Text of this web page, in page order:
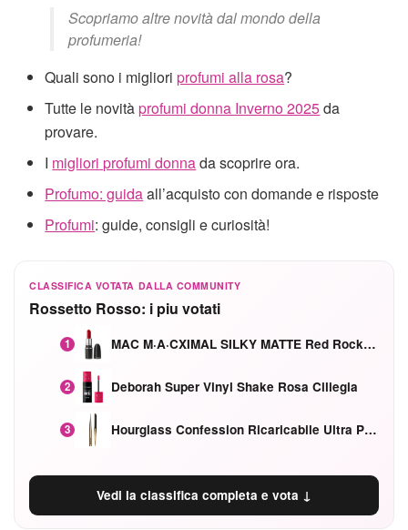
Scopriamo altre novità dal mondo della
profumeria!
Quali sono i miglioriprofumi alla rosa?
Tutte le novitàprofumi donna Inverno 2025da
provare.
I migliori profumi donnada scoprire ora.
Profumo: guidaall’acquisto con domande e risposte
Profumi: guide, consigli e curiosità!
CLASSIFICA VOTATA DALLA COMMUNITY
Rossetto Rosso: i piu votati
1 MAC M·A·CXIMAL SILKY MATTE Red Rock mat
2 Deborah Super Vinyl Shake Rosa Ciliegia
3 Hourglass Confession Ricaricabile Ultra Preciso Ad Alta Intensità Secretly Classic Red
Vedi la classifica completa e vota ↓